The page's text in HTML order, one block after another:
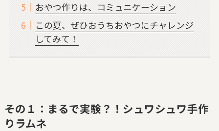
おやつ作りは、コミュニケーション
この夏、ぜひおうちおやつにチャレンジ
してみて！
その１：まるで実験？！シュワシュワ手作
りラムネ